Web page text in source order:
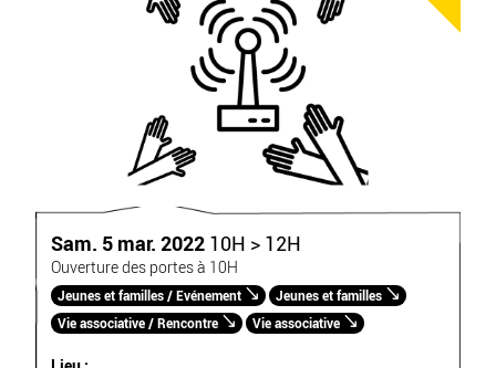
Sam. 5 mar. 2022 10H > 12H
Ouverture des portes à 10H
Jeunes et familles / Evénement
Jeunes et familles
Vie associative / Rencontre
Vie associative